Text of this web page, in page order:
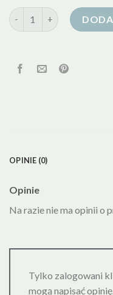
ilość kurtka puchowa
OPINIE (0)
Opinie
Na razie nie ma opinii o
Tylko zalogowani
mogą napisać opinię.